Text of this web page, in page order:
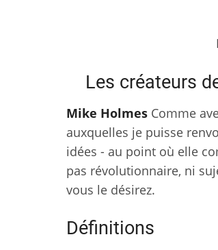
Les créateurs
Mike Holmes Comme
auxquelles je puisse
idées - au point où elle
pas révolutionnaire, ni
vous le désirez.
Définitions